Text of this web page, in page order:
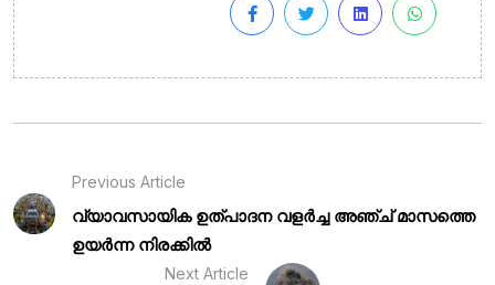
Previous Article
വ്യാവസായിക ഉത്പാദന വളർച്ച അഞ്ച് മാസത്തെ
ഉയർന്ന നിരക്കിൽ
Next Article